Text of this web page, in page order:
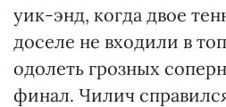
уик-энд, когда двое
доселе не входили в
одолеть грозных
финал. Чилич